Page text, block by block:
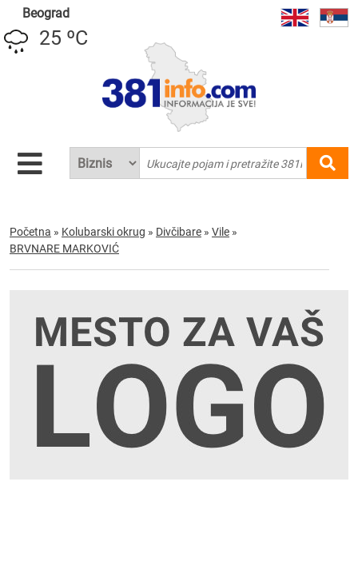
Beograd
25 ºC
Početna » Kolubarski okrug » Divčibare » Vile »
BRVNARE MARKOVIĆ